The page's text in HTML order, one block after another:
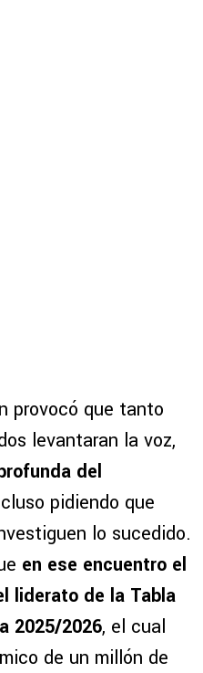
provocó que tanto
levantaran la voz,
del
pidiendo que
lo sucedido.
en ese encuentro el
liderato de la Tabla
2025/2026, el cual
de un millón de